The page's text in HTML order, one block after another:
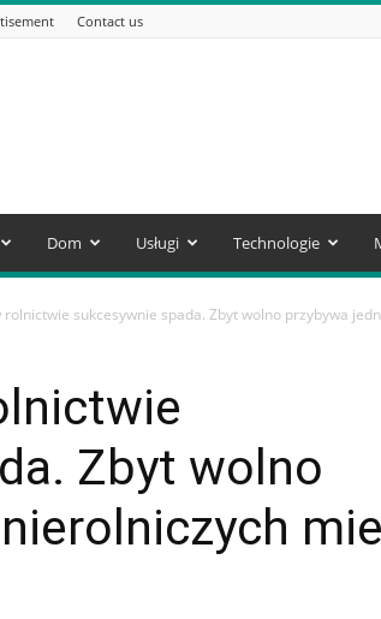
Contact us
Dom Usługi Technologie
sukcesywnie spada. Zbyt wolno przybywa
Zbyt wolno